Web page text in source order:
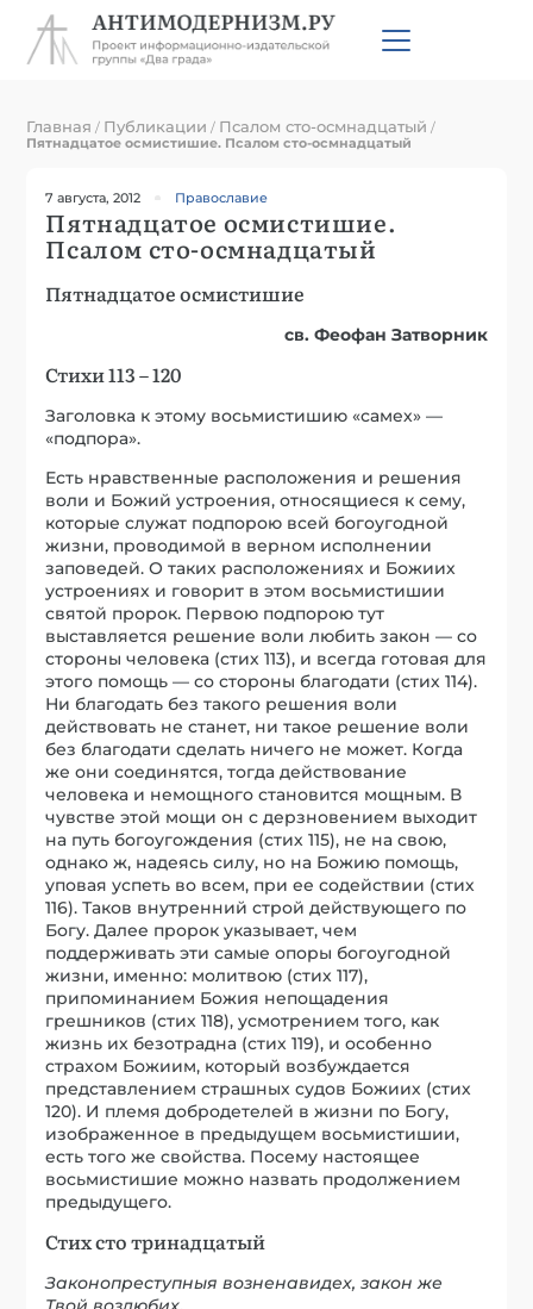
Главная / Публикации / Псалом сто-осмнадцатый /
Пятнадцатое осмистишие. Псалом сто-осмнадцатый
7 августа, 2012 Православие
Пятнадцатое осмистишие.
Псалом сто-осмнадцатый
Пятнадцатое осмистишие
св. Феофан Затворник
Стихи 113 – 120
Заголовка к этому восьмистишию «самех» —
«подпора».
Есть нравственные расположения и решения
воли и Божий устроения, относящиеся к сему,
которые служат подпорою всей богоугодной
жизни, проводимой в верном исполнении
заповедей. О таких расположениях и Божиих
устроениях и говорит в этом восьмистишии
святой пророк. Первою подпорою тут
выставляется решение воли любить закон — со
стороны человека (стих 113), и всегда готовая для
этого помощь — со стороны благодати (стих 114).
Ни благодать без такого решения воли
действовать не станет, ни такое решение воли
без благодати сделать ничего не может. Когда
же они соединятся, тогда действование
человека и немощного становится мощным. В
чувстве этой мощи он с дерзновением выходит
на путь богоугождения (стих 115), не на свою,
однако ж, надеясь силу, но на Божию помощь,
уповая успеть во всем, при ее содействии (стих
116). Таков внутренний строй действующего по
Богу. Далее пророк указывает, чем
поддерживать эти самые опоры богоугодной
жизни, именно: молитвою (стих 117),
припоминанием Божия непощадения
грешников (стих 118), усмотрением того, как
жизнь их безотрадна (стих 119), и особенно
страхом Божиим, который возбуждается
представлением страшных судов Божиих (стих
120). И племя добродетелей в жизни по Богу,
изображенное в предыдущем восьмистишии,
есть того же свойства. Посему настоящее
восьмистишие можно назвать продолжением
предыдущего.
Стих сто тринадцатый
Законопреступныя возненавидех, закон же